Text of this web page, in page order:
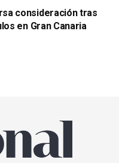
consideración tras
en Gran Canaria